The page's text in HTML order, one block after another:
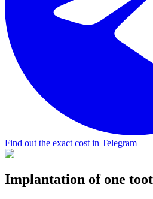
Find out the exact cost in Telegram
Implantation of one